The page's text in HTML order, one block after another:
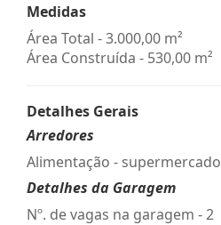
Medidas
Área Total - 3.000,00 m²
Área Construída - 530,00 m²
Detalhes Gerais
Arredores
Alimentação - supermercado
Detalhes da Garagem
Nº. de vagas na garagem - 2